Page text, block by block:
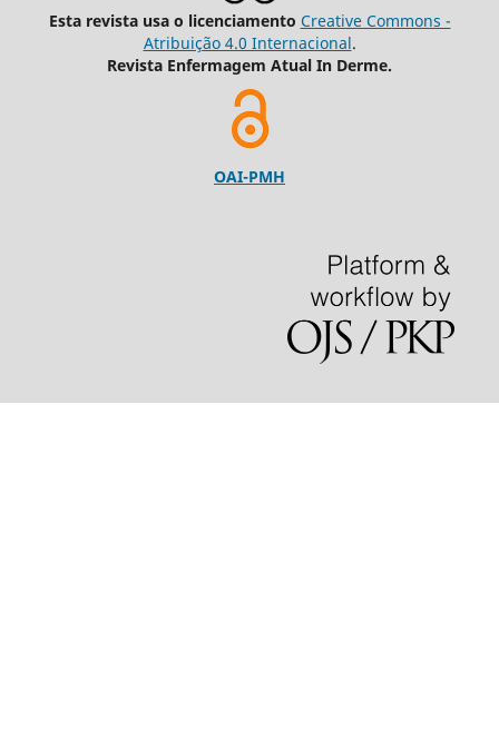
Esta revista usa o licenciamento Creative Commons -
Atribuição 4.0 Internacional.
Revista Enfermagem Atual In Derme.
OAI-PMH